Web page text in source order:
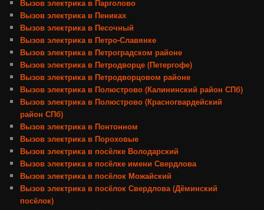
Вызов электрика в Парголово
Вызов электрика в Пениках
Вызов электрика в Песочный
Вызов электрика в Петро-Славянке
Вызов электрика в Петроградском районе
Вызов электрика в Петродворце (Петергофе)
Вызов электрика в Петродворцовом районе
Вызов электрика в Полюстрово (Калининский район СПб)
Вызов электрика в Полюстрово (Красногвардейский
район СПб)
Вызов электрика в Понтонном
Вызов электрика в Пороховые
Вызов электрика в посёлке Володарский
Вызов электрика в посёлке имени Свердлова
Вызов электрика в посёлок Можайский
Вызов электрика в посёлок Свердлова (Дёминский
посёлок)